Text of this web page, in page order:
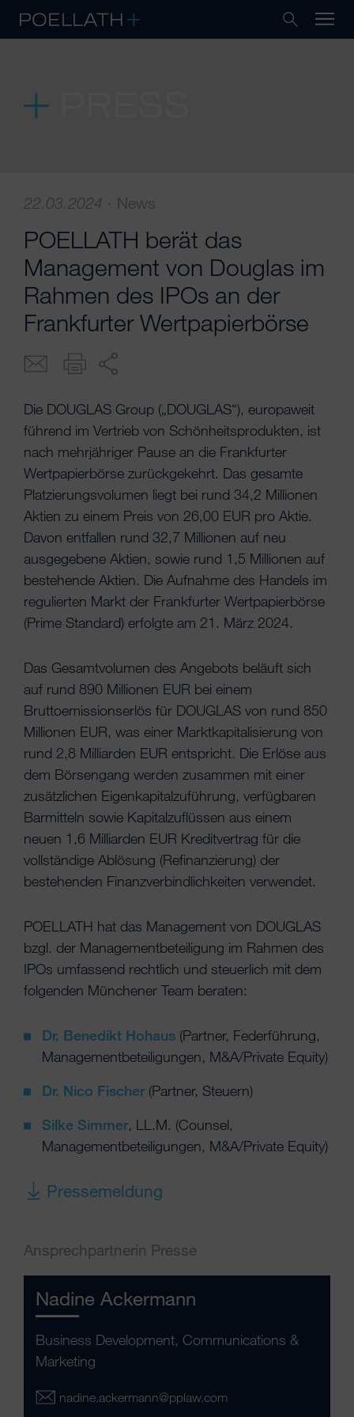
22.03.2024 · News
POELLATH berät das
Management von Douglas im
Rahmen des IPOs an der
Frankfurter Wertpapierbörse
Die DOUGLAS Group („DOUGLAS“), europaweit
führend im Vertrieb von Schönheitsprodukten, ist
nach mehrjähriger Pause an die Frankfurter
Wertpapierbörse zurückgekehrt. Das gesamte
Platzierungsvolumen liegt bei rund 34,2 Millionen
Aktien zu einem Preis von 26,00 EUR pro Aktie.
Davon entfallen rund 32,7 Millionen auf neu
ausgegebene Aktien, sowie rund 1,5 Millionen auf
bestehende Aktien. Die Aufnahme des Handels im
regulierten Markt der Frankfurter Wertpapierbörse
(Prime Standard) erfolgte am 21. März 2024.
Das Gesamtvolumen des Angebots beläuft sich
auf rund 890 Millionen EUR bei einem
Bruttoemissionserlös für DOUGLAS von rund 850
Millionen EUR, was einer Marktkapitalisierung von
rund 2,8 Milliarden EUR entspricht. Die Erlöse aus
dem Börsengang werden zusammen mit einer
zusätzlichen Eigenkapitalzuführung, verfügbaren
Barmitteln sowie Kapitalzuflüssen aus einem
neuen 1,6 Milliarden EUR Kreditvertrag für die
vollständige Ablösung (Refinanzierung) der
bestehenden Finanzverbindlichkeiten verwendet.
POELLATH hat das Management von DOUGLAS
bzgl. der Managementbeteiligung im Rahmen des
IPOs umfassend rechtlich und steuerlich mit dem
folgenden Münchener Team beraten:
Dr. Benedikt Hohaus (Partner, Federführung,
Managementbeteiligungen, M&A/Private Equity)
Dr. Nico Fischer (Partner, Steuern)
Silke Simmer, LL.M. (Counsel,
Managementbeteiligungen, M&A/Private Equity)
Pressemeldung
Ansprechpartnerin Presse
Nadine Ackermann
Business Development, Communications &
Marketing
nadine.ackermann@pplaw.com